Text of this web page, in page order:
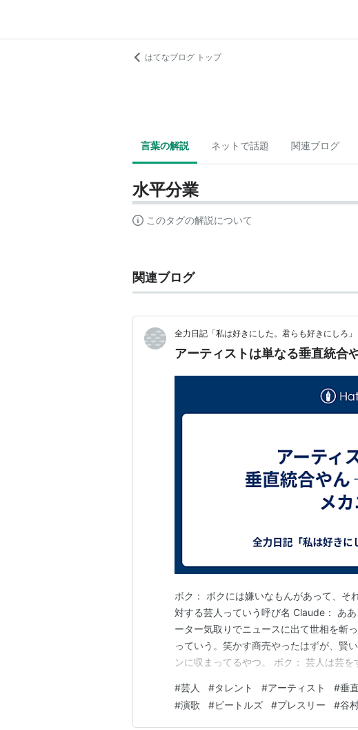
はてなブログ トップ
言葉の解説 ネットで話題 関連ブログ
水平分業
このタグの解説について
関連ブログ
全力日記「私は好きにした。君らも好きにしろ」
アーティストは単なる垂直統合
ボク： ボクには嫌いなもんがあって、そ
対する芸人っていう呼び名 Claude： あ
ーター気取りでニュースに出て世相を斬
っていう。笑かす商売やったはずが、賢
ンに収まってるやつ。 ボク： 芸人は芸
ビに映る吉本の人」くらいの意味に劣化
才、落語なら落語で一個の技術があって
#芸人 #タレント #アーティスト #垂
#演歌 #ビートルズ #プレスリー #谷